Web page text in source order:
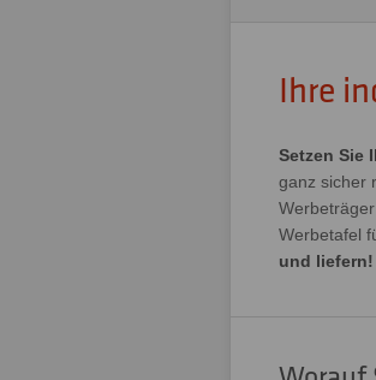
Ihre
Setzen Sie
ganz sicher
Werbetafel
und liefern!